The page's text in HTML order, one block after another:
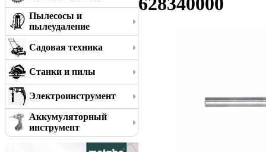
Пылесосы и
пылеудаление
Садовая техника
Станки и пилы
Электроинструмент
Аккумуляторный
инструмент